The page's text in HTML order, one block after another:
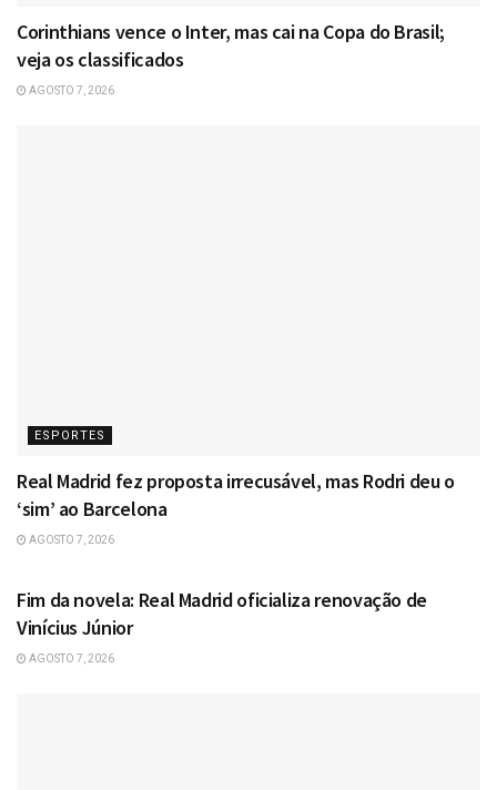
Corinthians vence o Inter, mas cai na Copa do Brasil;
veja os classificados
AGOSTO 7, 2026
ESPORTES
Real Madrid fez proposta irrecusável, mas Rodri deu o
‘sim’ ao Barcelona
AGOSTO 7, 2026
Fim da novela: Real Madrid oficializa renovação de
Vinícius Júnior
AGOSTO 7, 2026